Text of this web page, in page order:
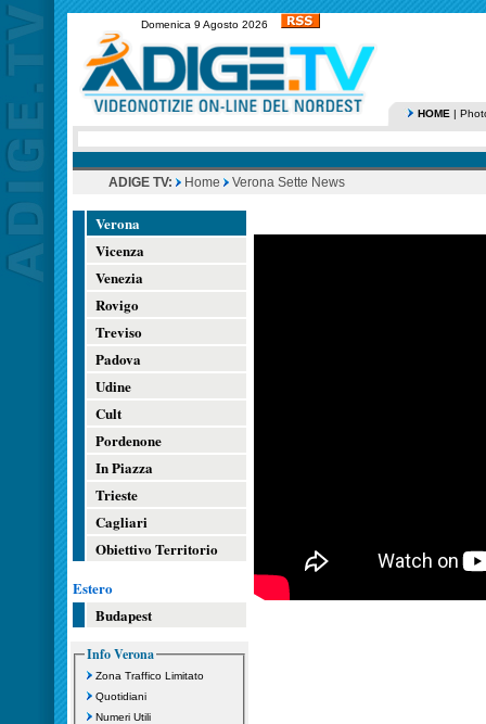
Domenica 9 Agosto 2026
HOME |
ADIGE TV: Home Verona Sette News
Verona
Vicenza
Venezia
Rovigo
Treviso
Padova
Udine
Cult
Pordenone
In Piazza
Trieste
Cagliari
Obiettivo Territorio
Estero
Budapest
Info Verona
Zona Traffico Limitato
Quotidiani
Numeri Utili